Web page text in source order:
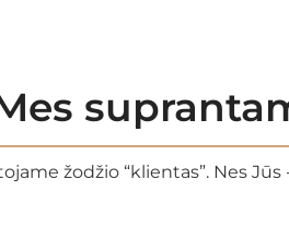
žodžio “klientas”. Nes